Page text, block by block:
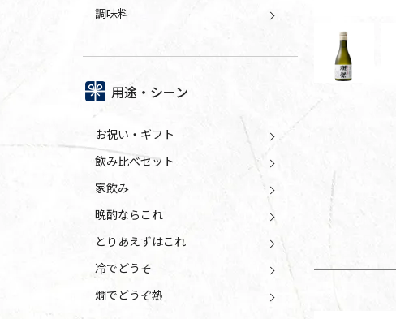
調味料
用途・シーン
お祝い・ギフト
飲み比べセット
家飲み
晩酌ならこれ
とりあえずはこれ
冷でどうそ
燗でどうぞ熱